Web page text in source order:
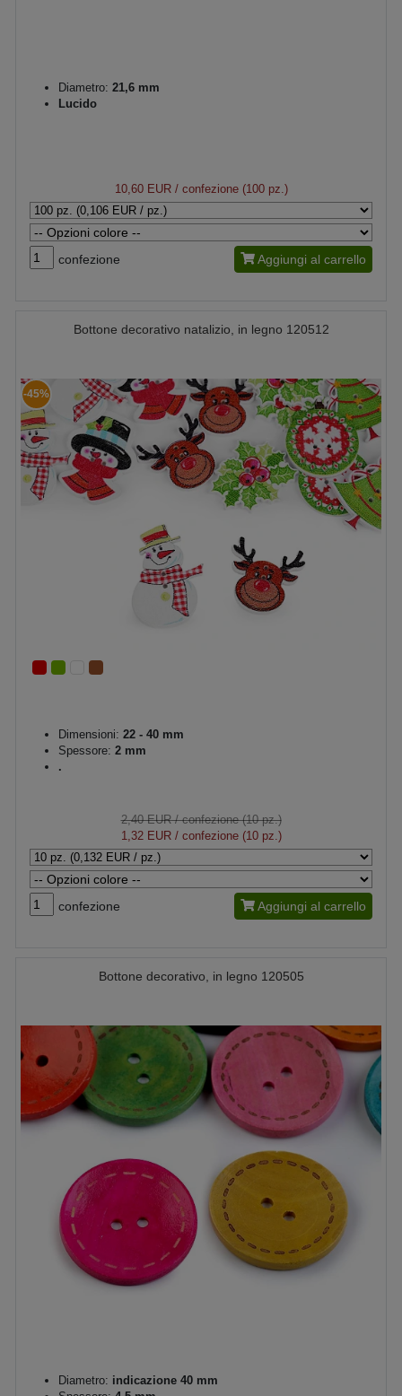
Diametro: 21,6 mm
Lucido
10,60 EUR/ confezione (100 pz.)
confezione Aggiungi al carrello
Bottone decorativo natalizio, in legno 120512
-45%
Dimensioni: 22 - 40 mm
Spessore: 2 mm
.
2,40 EUR/ confezione (10 pz.)
1,32 EUR/ confezione (10 pz.)
confezione Aggiungi al carrello
Bottone decorativo, in legno 120505
Diametro: indicazione 40 mm